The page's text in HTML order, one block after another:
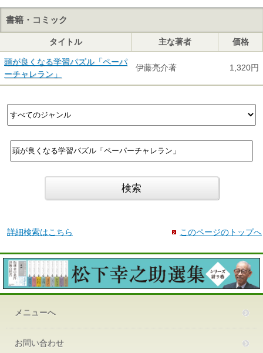
書籍・コミック
タイトル 主な著者 価格
頭が良くなる学習パズル「ペーパ
ーチャレラン」
伊藤亮介著 1,320円
詳細検索はこちら このページのトップへ
メニューへ
お問い合わせ